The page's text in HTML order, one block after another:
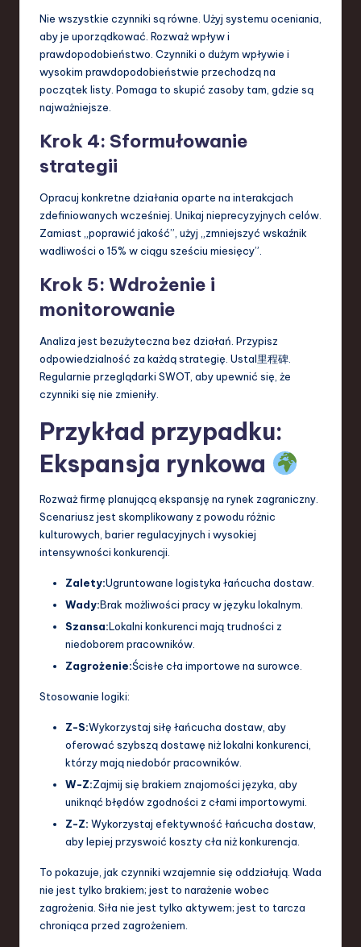
Nie wszystkie czynniki są równe. Użyj systemu oceniania,
aby je uporządkować. Rozważ wpływ i
prawdopodobieństwo. Czynniki o dużym wpływie i
wysokim prawdopodobieństwie przechodzą na
początek listy. Pomaga to skupić zasoby tam, gdzie są
najważniejsze.
Krok 4: Sformułowanie
strategii
Opracuj konkretne działania oparte na interakcjach
zdefiniowanych wcześniej. Unikaj nieprecyzyjnych celów.
Zamiast „poprawić jakość”, użyj „zmniejszyć wskaźnik
wadliwości o 15% w ciągu sześciu miesięcy”.
Krok 5: Wdrożenie i
monitorowanie
Analiza jest bezużyteczna bez działań. Przypisz
odpowiedzialność za każdą strategię. Ustal里程碑.
Regularnie przeglądarki SWOT, aby upewnić się, że
czynniki się nie zmieniły.
Przykład przypadku:
Ekspansja rynkowa
Rozważ firmę planującą ekspansję na rynek zagraniczny.
Scenariusz jest skomplikowany z powodu różnic
kulturowych, barier regulacyjnych i wysokiej
intensywności konkurencji.
Zalety:Ugruntowane logistyka łańcucha dostaw.
Wady:Brak możliwości pracy w języku lokalnym.
Szansa:Lokalni konkurenci mają trudności z
niedoborem pracowników.
Zagrożenie:Ścisłe cła importowe na surowce.
Stosowanie logiki:
Z-S:Wykorzystaj siłę łańcucha dostaw, aby
oferować szybszą dostawę niż lokalni konkurenci,
którzy mają niedobór pracowników.
W-Z:Zajmij się brakiem znajomości języka, aby
uniknąć błędów zgodności z cłami importowymi.
Z-Z: Wykorzystaj efektywność łańcucha dostaw,
aby lepiej przyswoić koszty cła niż konkurencja.
To pokazuje, jak czynniki wzajemnie się oddziałują. Wada
nie jest tylko brakiem; jest to narażenie wobec
zagrożenia. Siła nie jest tylko aktywem; jest to tarcza
chroniąca przed zagrożeniem.